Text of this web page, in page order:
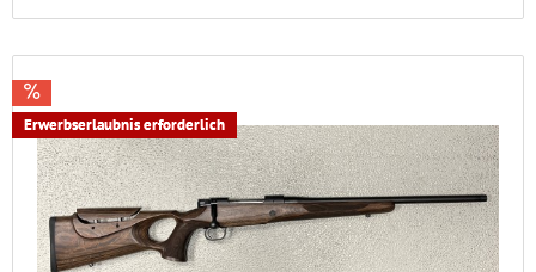
Erwerbserlaubnis erforderlich